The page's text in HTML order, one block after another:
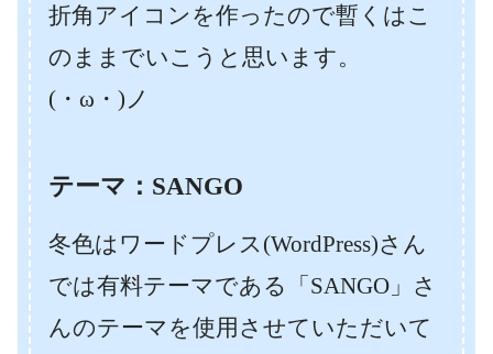
折角アイコンを作ったので暫くはこ
のままでいこうと思います。
(・ω・)ノ
テーマ：SANGO
冬色はワードプレス(WordPress)さん
では有料テーマである「SANGO」さ
んのテーマを使用させていただいて